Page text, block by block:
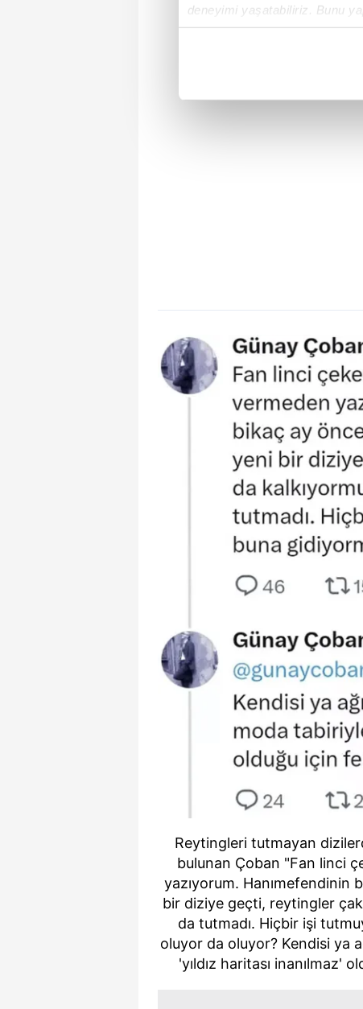
deneyimi yaşatabiliriz. Bunu
içerikleri sunabilmek adına
Reytingleri tutmayan
bulunan Çoban "Fan linci
yazıyorum. Hanımefendinin
bir diziye geçti, reytingler
da tutmadı. Hiçbir işi
oluyor da oluyor? Kendisi ya
'yıldız haritası inanılmaz'